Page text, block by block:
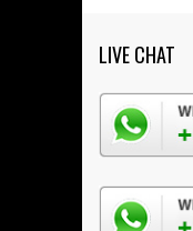
LIVE CHAT